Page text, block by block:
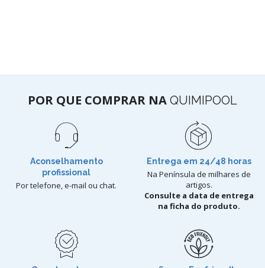
POR QUE COMPRAR NA QUIMIPOOL
Aconselhamento
profissional
Por telefone, e-mail ou chat.
Entrega em 24/48 horas
Na Península de milhares de
artigos.
Consulte a data de entrega
na ficha do produto.